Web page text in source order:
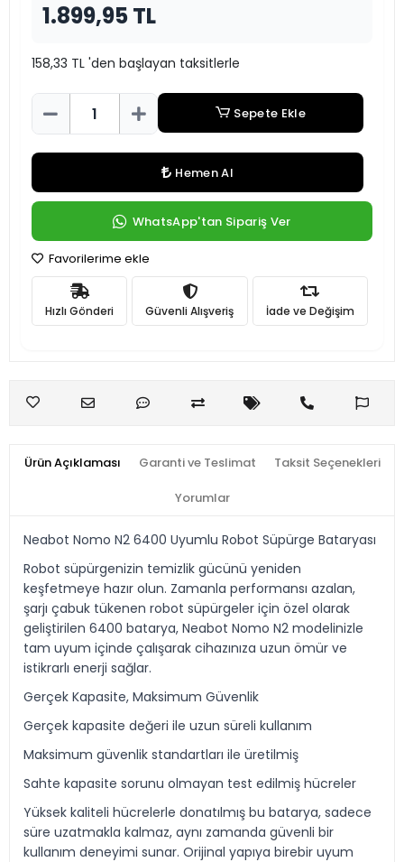
1.899,95 TL
158,33 TL 'den başlayan taksitlerle
Sepete Ekle
Hemen Al
WhatsApp'tan Sipariş Ver
Favorilerime ekle
Hızlı Gönderi Güvenli Alışveriş İade ve Değişim
Ürün Açıklaması Garanti ve Teslimat Taksit Seçenekleri
Yorumlar
Neabot Nomo N2 6400 Uyumlu Robot Süpürge Bataryası
Robot süpürgenizin temizlik gücünü yeniden
keşfetmeye hazır olun. Zamanla performansı azalan,
şarjı çabuk tükenen robot süpürgeler için özel olarak
geliştirilen 6400 batarya, Neabot Nomo N2 modelinizle
tam uyum içinde çalışarak cihazınıza uzun ömür ve
istikrarlı enerji sağlar.
Gerçek Kapasite, Maksimum Güvenlik
Gerçek kapasite değeri ile uzun süreli kullanım
Maksimum güvenlik standartları ile üretilmiş
Sahte kapasite sorunu olmayan test edilmiş hücreler
Yüksek kaliteli hücrelerle donatılmış bu batarya, sadece
süre uzatmakla kalmaz, aynı zamanda güvenli bir
kullanım deneyimi sunar. Orijinal yapıya birebir uyum